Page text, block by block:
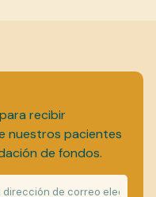
recibir
nuestros pacientes
de fondos.